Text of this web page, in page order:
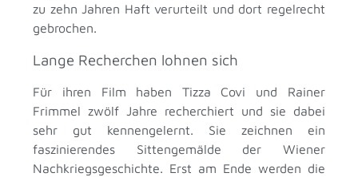
zu zehn Jahren Haft verurteilt und dort regelrecht
gebrochen.
Lange Recherchen lohnen sich
Für ihren Film haben Tizza Covi und Rainer
Frimmel zwölf Jahre recherchiert und sie dabei
sehr gut kennengelernt. Sie zeichnen ein
faszinierendes Sittengemälde der Wiener
Nachkriegsgeschichte. Erst am Ende werden die